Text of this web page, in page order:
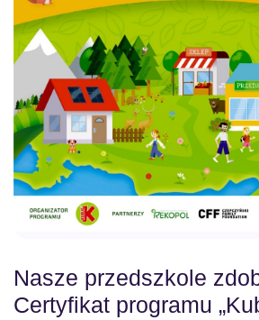
Nasze przedszkole
Certyfikat programu